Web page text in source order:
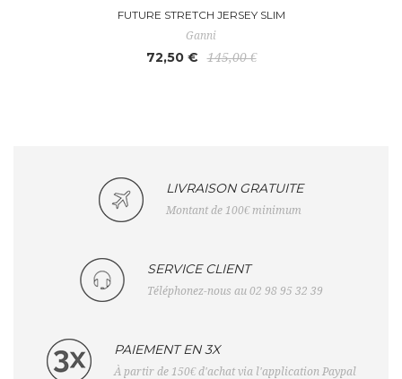
FUTURE STRETCH JERSEY SLIM
Ganni
72,50 € 145,00 €
LIVRAISON GRATUITE
Montant de 100€ minimum
SERVICE CLIENT
Téléphonez-nous au 02 98 95 32 39
PAIEMENT EN 3X
À partir de 150€ d'achat via l'application Paypal